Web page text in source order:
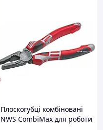
Плоскогубці комбіновані
NWS CombiMax для роботи